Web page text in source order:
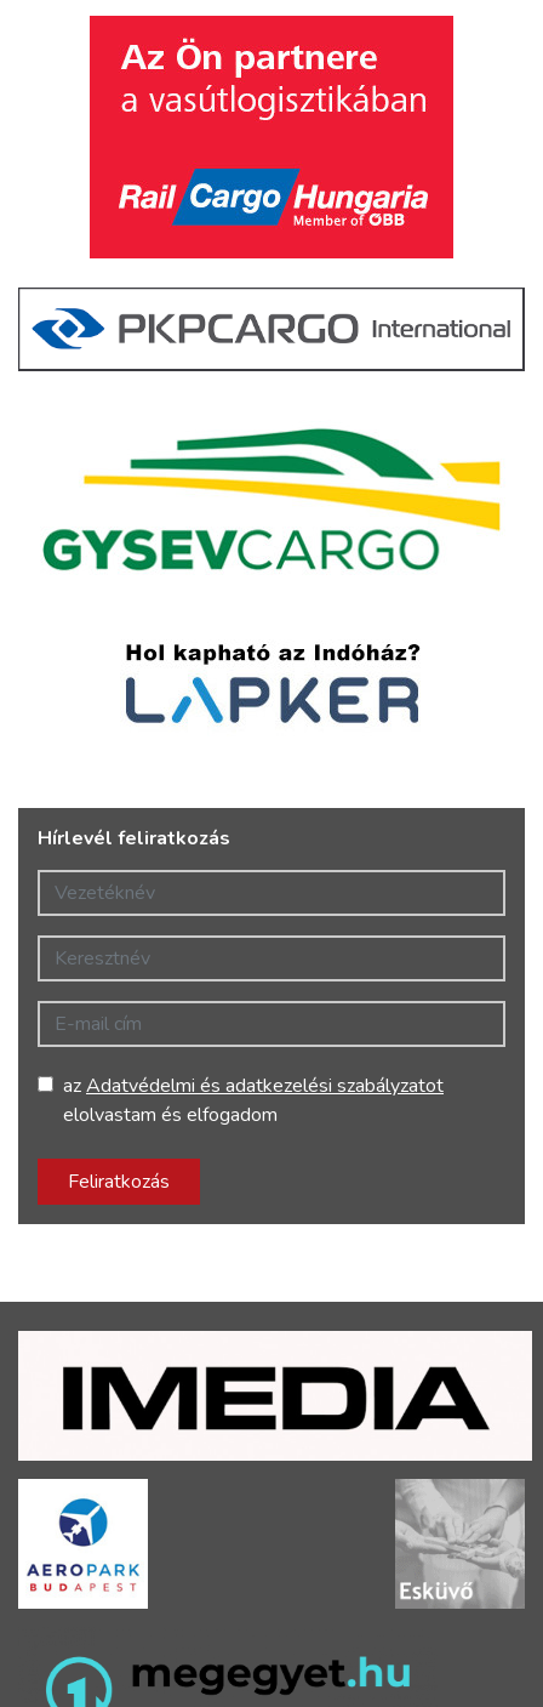
Hírlevél feliratkozás
Vezetéknév
Keresztnév
E-mail cím
azAdatvédelmi és adatkezelési szabályzatot
elolvastam és elfogadom
Feliratkozás